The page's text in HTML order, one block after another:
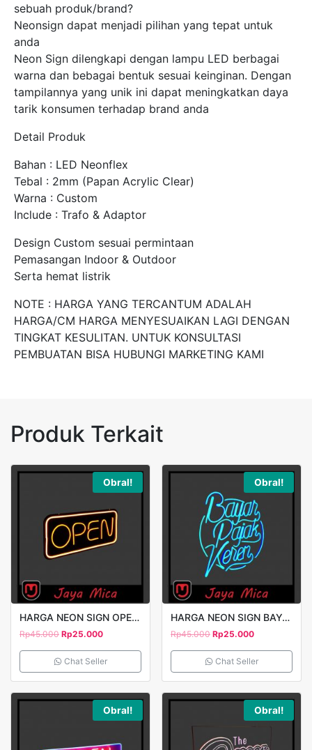
sebuah produk/brand?
Neonsign dapat menjadi pilihan yang tepat untuk
anda
Neon Sign dilengkapi dengan lampu LED berbagai
warna dan bebagai bentuk sesuai keinginan. Dengan
tampilannya yang unik ini dapat meningkatkan daya
tarik konsumen terhadap brand anda
Detail Produk
Bahan : LED Neonflex
Tebal : 2mm (Papan Acrylic Clear)
Warna : Custom
Include : Trafo & Adaptor
Design Custom sesuai permintaan
Pemasangan Indoor & Outdoor
Serta hemat listrik
NOTE : HARGA YANG TERCANTUM ADALAH
HARGA/CM HARGA MENYESUAIKAN LAGI DENGAN
TINGKAT KESULITAN. UNTUK KONSULTASI
PEMBUATAN BISA HUBUNGI MARKETING KAMI
Produk Terkait
Obral!
HARGA NEON SIGN OPEN 2
Rp45.000 Rp25.000
Chat Seller
Obral!
HARGA NEON SIGN BAYAR PAJAK
Rp45.000 Rp25.000
Chat Seller
Obral! Obral!